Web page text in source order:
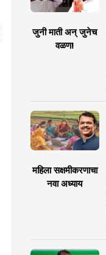
जुनी माती अन् जुनेच
वळण!
महिला सक्षमीकरणाचा
नवा अध्याय